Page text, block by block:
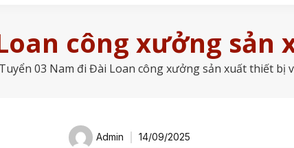
công xưởng sản
Tuyển 03 Nam đi Đài Loan công xưởng sản xuất thiết bị
Admin 14/09/2025